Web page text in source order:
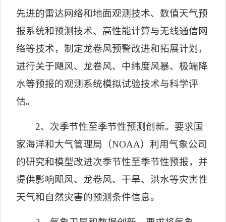
先进的雷达网络和地面观测技术、数值天气预
报系统和预测技术、高性能计算与无线通信网
络等技术，制定龙卷风预警改进和拓展计划，
进行关于飓风、龙卷风、中纬度风暴、极端降
水等预报的观测系统模拟试验技术与科学评
估。
2、次季节性至季节性预测创新。要求国
家海洋和大气管理局（NOAA）利用气象公司
的研究和模型改进次季节性至季节性预报，并
提供影响飓风、龙卷风、干旱、洪水等灾害性
天气和自然灾害的预测条件信息。